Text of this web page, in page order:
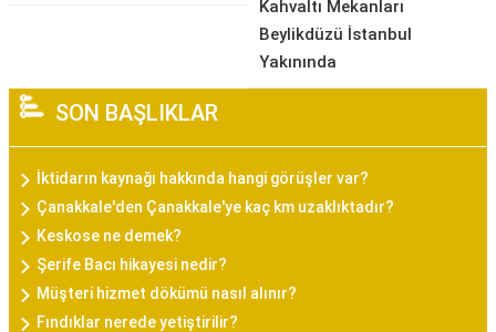
Kahvaltı Mekanları
Beylikdüzü İstanbul
Yakınında
SON BAŞLIKLAR
İktidarın kaynağı hakkında hangi görüşler var?
Çanakkale'den Çanakkale'ye kaç km uzaklıktadır?
Keskose ne demek?
Şerife Bacı hikayesi nedir?
Müşteri hizmet dökümü nasıl alınır?
Fındıklar nerede yetiştirilir?